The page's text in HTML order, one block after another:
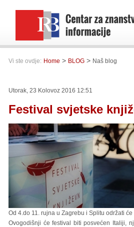
Vi ste ovdje: Home > BLOG > Naš blog
Utorak, 23 Kolovoz 2016 12:51
Festival svjetske
Od 4.do 11. rujna u Zagrebu i Splitu održati
Ovogodišnji će festival biti posvećen Italiji,